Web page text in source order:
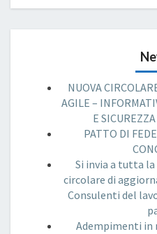
NUOVA
AGILE –
E
PATTO DI
Si invia a tutta
circolare di
Consulenti del
Adempimenti in